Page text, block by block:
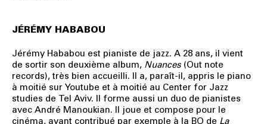
JÉRÉMY HABABOU
Jérémy Hababou est pianiste de jazz. A 28 ans, il vient
de sortir son deuxième album, Nuances (Out note
records), très bien accueilli. Il a, paraît-il, appris le piano
à moitié sur Youtube et à moitié au Center for Jazz
studies de Tel Aviv. Il forme aussi un duo de pianistes
avec André Manoukian. Il joue et compose pour le
cinéma, ayant contribué par exemple à la BO de La